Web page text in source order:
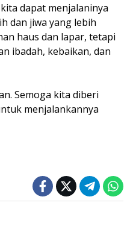
dapat menjalaninya
dan jiwa yang lebih
haus dan lapar, tetapi
ibadah, kebaikan, dan
Semoga kita diberi
menjalankannya